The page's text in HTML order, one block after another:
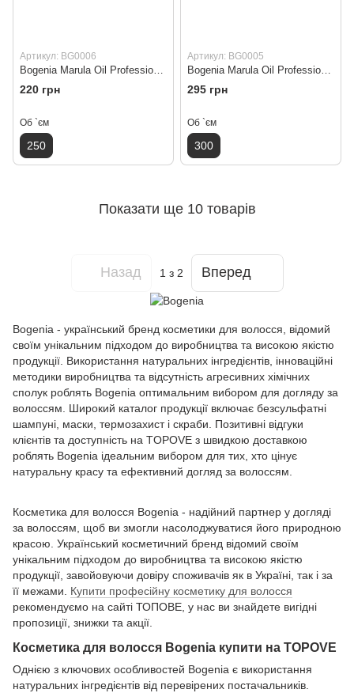
Артикул: BG0006
Bogenia Marula Oil Professional Hair Spray Термозахисний спрей з маслом марули 250 мл
220 грн
Об `єм
250
Артикул: BG0005
Bogenia Marula Oil Professional Hair Mask Маска для волосся з маслом марули 300 мл
295 грн
Об `єм
300
Показати ще 10 товарів
Назад 1 з 2 Вперед
Косметика для волосся Bogenia - надійний партнер у догляді
за волоссям, щоб ви змогли насолоджуватися його природною
красою. Український косметичний бренд відомий своїм
унікальним підходом до виробництва та високою якістю
продукції, завойовуючи довіру споживачів як в Україні, так і за
її межами. Купити професійну косметику для волосся
рекомендуємо на сайті ТОПОВЕ, у нас ви знайдете вигідні
пропозиції, знижки та акції.
Косметика для волосся Bogenia купити на TOPOVE
Однією з ключових особливостей Bogenia є використання
натуральних інгредієнтів від перевірених постачальників.
Bogenia - український бренд косметики для волосся, відомий
своїм унікальним підходом до виробництва та високою якістю
продукції. Використання натуральних інгредієнтів, інноваційні
методики виробництва та відсутність агресивних хімічних
сполук роблять Bogenia оптимальним вибором для догляду за
волоссям. Широкий каталог продукції включає безсульфатні
шампуні, маски, термозахист і скраби. Позитивні відгуки
клієнтів та доступність на TOPOVE з швидкою доставкою
роблять Bogenia ідеальним вибором для тих, хто цінує
натуральну красу та ефективний догляд за волоссям.